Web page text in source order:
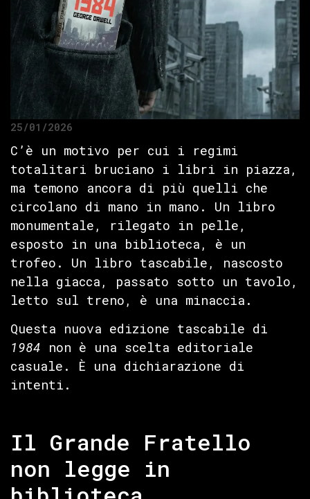
25/01/2026
C’è un motivo per cui i regimi
totalitari bruciano i libri in piazza,
ma temono ancora di più quelli che
circolano di mano in mano. Un libro
monumentale, rilegato in pelle,
esposto in una biblioteca, è un
trofeo. Un libro tascabile, nascosto
nella giacca, passato sotto un tavolo,
letto sul treno, è una minaccia.
Questa nuova edizione tascabile di
1984 non è una scelta editoriale
casuale. È una dichiarazione di
intenti.
Il Grande Fratello
non legge in